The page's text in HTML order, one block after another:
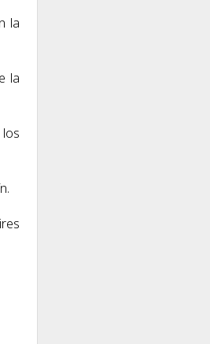
la
la